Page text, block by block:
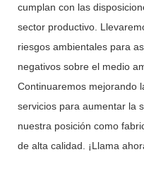
cumplan con las
sector productivo.
riesgos ambientales para
negativos sobre el medio
Continuaremos mejorando
servicios para aumentar la
nuestra posición como
de alta calidad. ¡Llama